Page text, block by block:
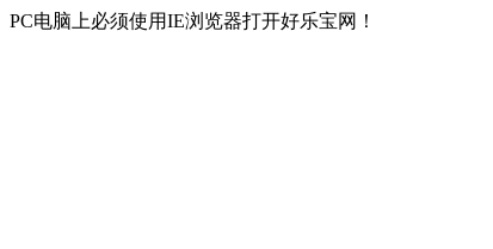
PC电脑上必须使用IE浏览器打开好乐宝网！